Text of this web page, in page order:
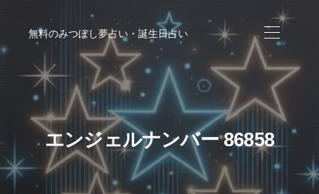
無料のみつぼし夢占い・誕生日占い
エンジェルナンバー 86858